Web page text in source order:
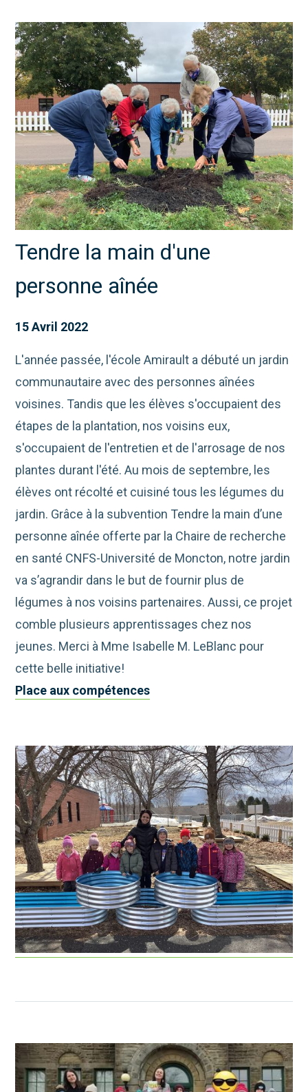
Tendre la main d'une
personne aînée
15 Avril 2022
L'année passée, l'école Amirault a débuté un jardin
communautaire avec des personnes aînées
voisines. Tandis que les élèves s'occupaient des
étapes de la plantation, nos voisins eux,
s'occupaient de l'entretien et de l'arrosage de nos
plantes durant l'été. Au mois de septembre, les
élèves ont récolté et cuisiné tous les légumes du
jardin. Grâce à la subvention Tendre la main d’une
personne aînée offerte par la Chaire de recherche
en santé CNFS-Université de Moncton, notre jardin
va s’agrandir dans le but de fournir plus de
légumes à nos voisins partenaires. Aussi, ce projet
comble plusieurs apprentissages chez nos
jeunes. Merci à Mme Isabelle M. LeBlanc pour
cette belle initiative!
Place aux compétences